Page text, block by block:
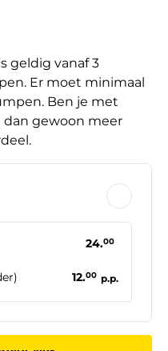
geldig vanaf 3
Er moet minimaal
Ben je met
dan gewoon meer
24.00
12.00 p.p.